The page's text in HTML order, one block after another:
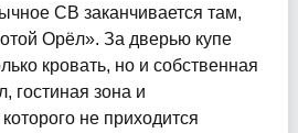
СВ заканчивается там,
Орёл». За дверью купе
кровать, но и собственная
гостиная зона и
не приходится